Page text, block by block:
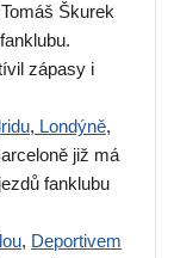
Škurek
zápasy i
, Londýně,
již má
fanklubu
, Deportivem